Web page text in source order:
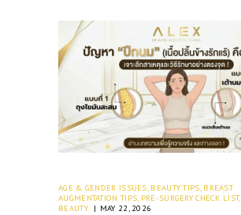
AGE & GENDER ISSUES, BEAUTY TIPS, BREAST
AUGMENTATION TIPS, PRE-SURGERY CHECK LIST,
BEAUTY
MAY 22, 2026